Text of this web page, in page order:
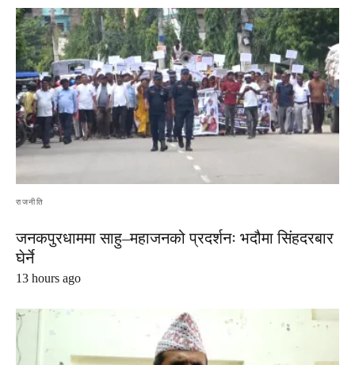
राजनीति
जनकपुरधाममा साहु–महाजनको प्रदर्शनः भदौमा सिंहदरबार
घेर्ने
13 hours ago